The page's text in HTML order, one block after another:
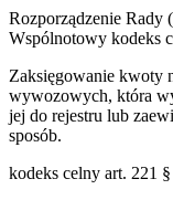
Rozporządzenie Rady
Wspólnotowy kodeks
Zaksięgowanie kwoty
wywozowych, która
jej do rejestru lub
sposób.
kodeks celny art. 221 §